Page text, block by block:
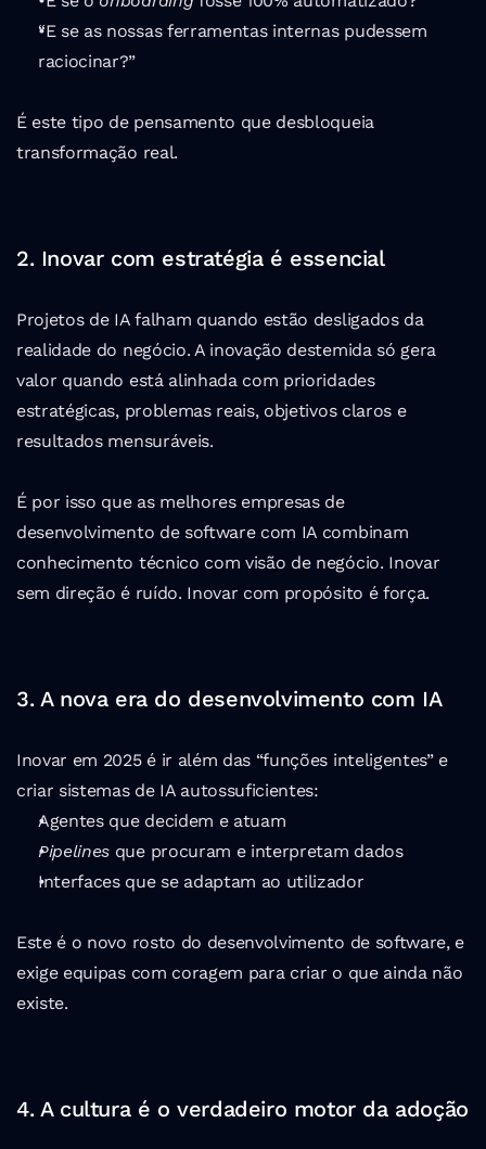
“E se as nossas ferramentas internas pudessem
raciocinar?”
É este tipo de pensamento que desbloqueia
transformação real.
2. Inovar com estratégia é essencial
Projetos de IA falham quando estão desligados da
realidade do negócio. A inovação destemida só gera
valor quando está alinhada com prioridades
estratégicas, problemas reais, objetivos claros e
resultados mensuráveis.
É por isso que as melhores empresas de
desenvolvimento de software com IA combinam
conhecimento técnico com visão de negócio. Inovar
sem direção é ruído. Inovar com propósito é força.
3. A nova era do desenvolvimento com IA
Inovar em 2025 é ir além das “funções inteligentes” e
criar sistemas de IA autossuficientes:
Agentes que decidem e atuam
Pipelines que procuram e interpretam dados
Interfaces que se adaptam ao utilizador
Este é o novo rosto do desenvolvimento de software, e
exige equipas com coragem para criar o que ainda não
existe.
4. A cultura é o verdadeiro motor da adoção